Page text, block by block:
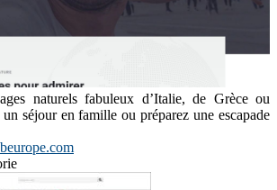
naturels fabuleux d’Italie, de Grèce ou
séjour en famille ou préparez une escapade